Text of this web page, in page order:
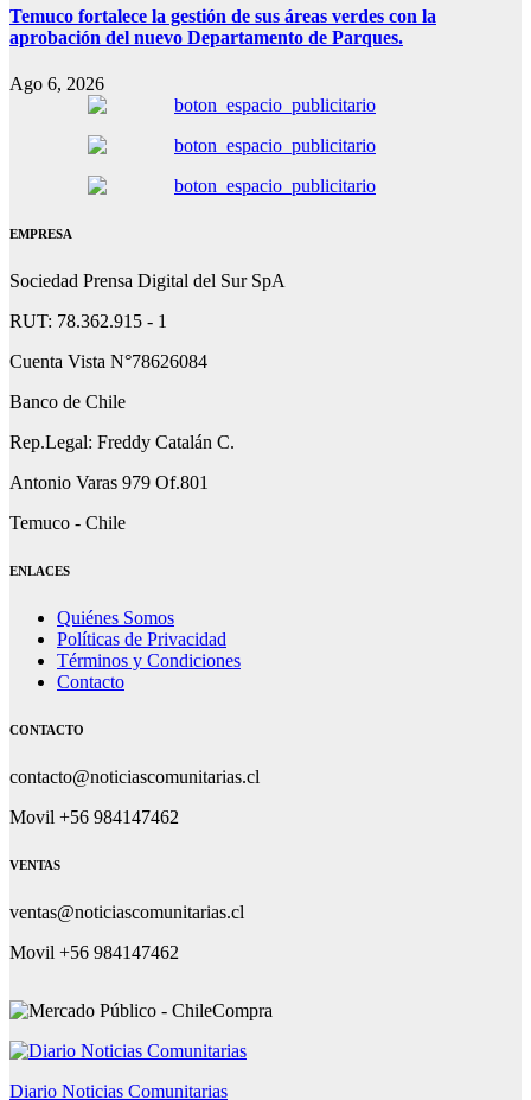
Temuco fortalece la gestión de sus áreas verdes con la
aprobación del nuevo Departamento de Parques.
Ago 6, 2026
EMPRESA
Sociedad Prensa Digital del Sur SpA
RUT: 78.362.915 - 1
Cuenta Vista N°78626084
Banco de Chile
Rep.Legal: Freddy Catalán C.
Antonio Varas 979 Of.801
Temuco - Chile
ENLACES
Quiénes Somos
Políticas de Privacidad
Términos y Condiciones
Contacto
CONTACTO
contacto@noticiascomunitarias.cl
Movil +56 984147462
VENTAS
ventas@noticiascomunitarias.cl
Movil +56 984147462
Diario Noticias Comunitarias